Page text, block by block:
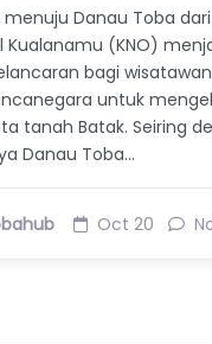
Danau Toba
Kualanamu (KNO)
bagi
untuk
tanah Batak. Seiring
Danau Toba…
Oct 20